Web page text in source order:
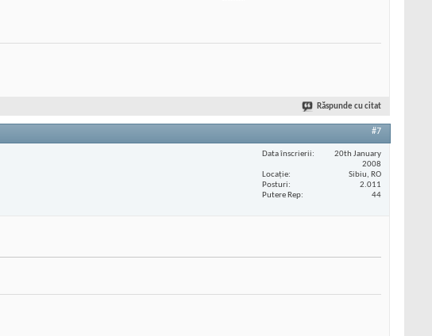
Răspunde cu citat
#7
Data înscrierii
20th January
2008
Locaţie
Sibiu, RO
Posturi
2.011
Putere Rep
44